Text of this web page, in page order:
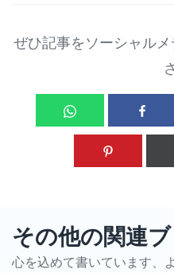
ぜひ記事をソーシャル
その他の関連
心を込めて書いています、